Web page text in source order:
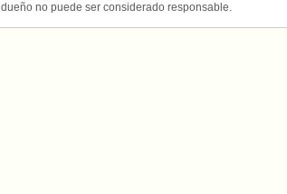
dueño no puede ser considerado responsable.